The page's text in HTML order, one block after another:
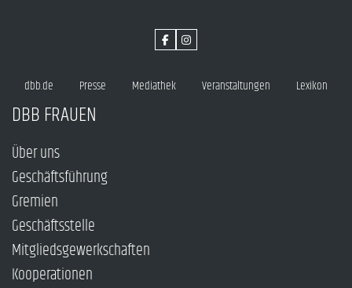
dbb.de Presse Mediathek Veranstaltungen Lexikon
DBB FRAUEN
Über uns
Geschäftsführung
Gremien
Geschäftsstelle
Mitgliedsgewerkschaften
Kooperationen